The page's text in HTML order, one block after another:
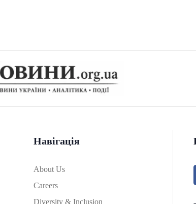
Навігація
About Us
Careers
Diversity & Inclusion